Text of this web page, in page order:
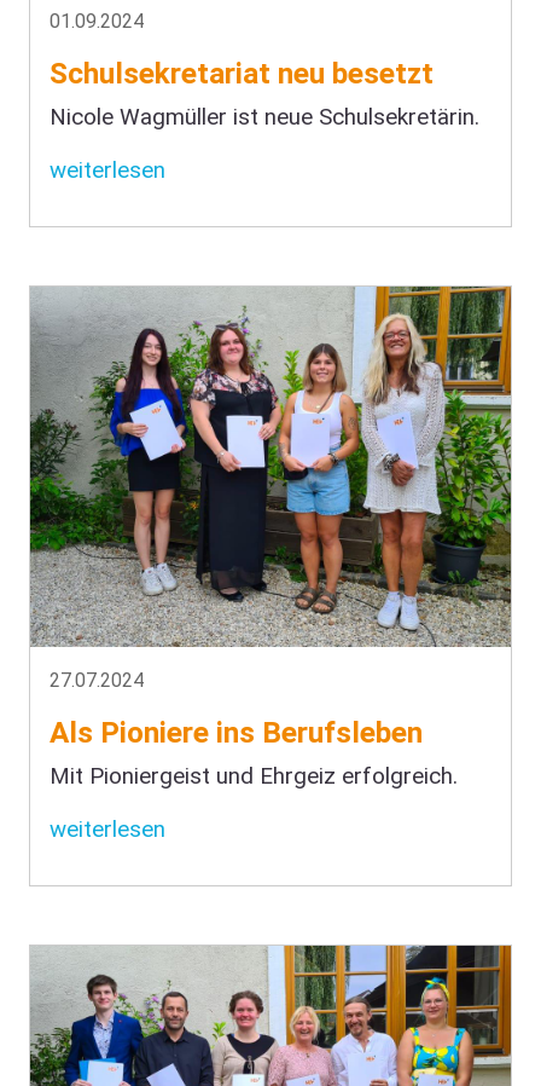
01.09.2024
Schulsekretariat neu besetzt
Nicole Wagmüller ist neue Schulsekretärin.
weiterlesen
27.07.2024
Als Pioniere ins Berufsleben
Mit Pioniergeist und Ehrgeiz erfolgreich.
weiterlesen